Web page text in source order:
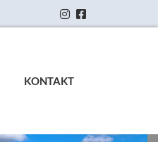
 
KONTAKT